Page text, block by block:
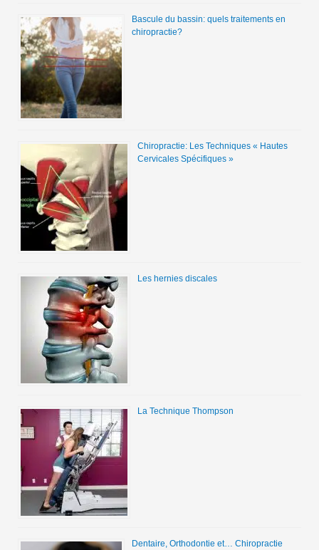
Bascule du bassin: quels traitements en
chiropractie?
Chiropractie: Les Techniques « Hautes
Cervicales Spécifiques »
Les hernies discales
La Technique Thompson
Dentaire, Orthodontie et… Chiropractie